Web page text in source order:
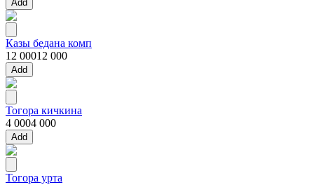
Add
Казы бедана комп
12 00012 000
Add
Тогора кичкина
4 0004 000
Add
Тогора урта